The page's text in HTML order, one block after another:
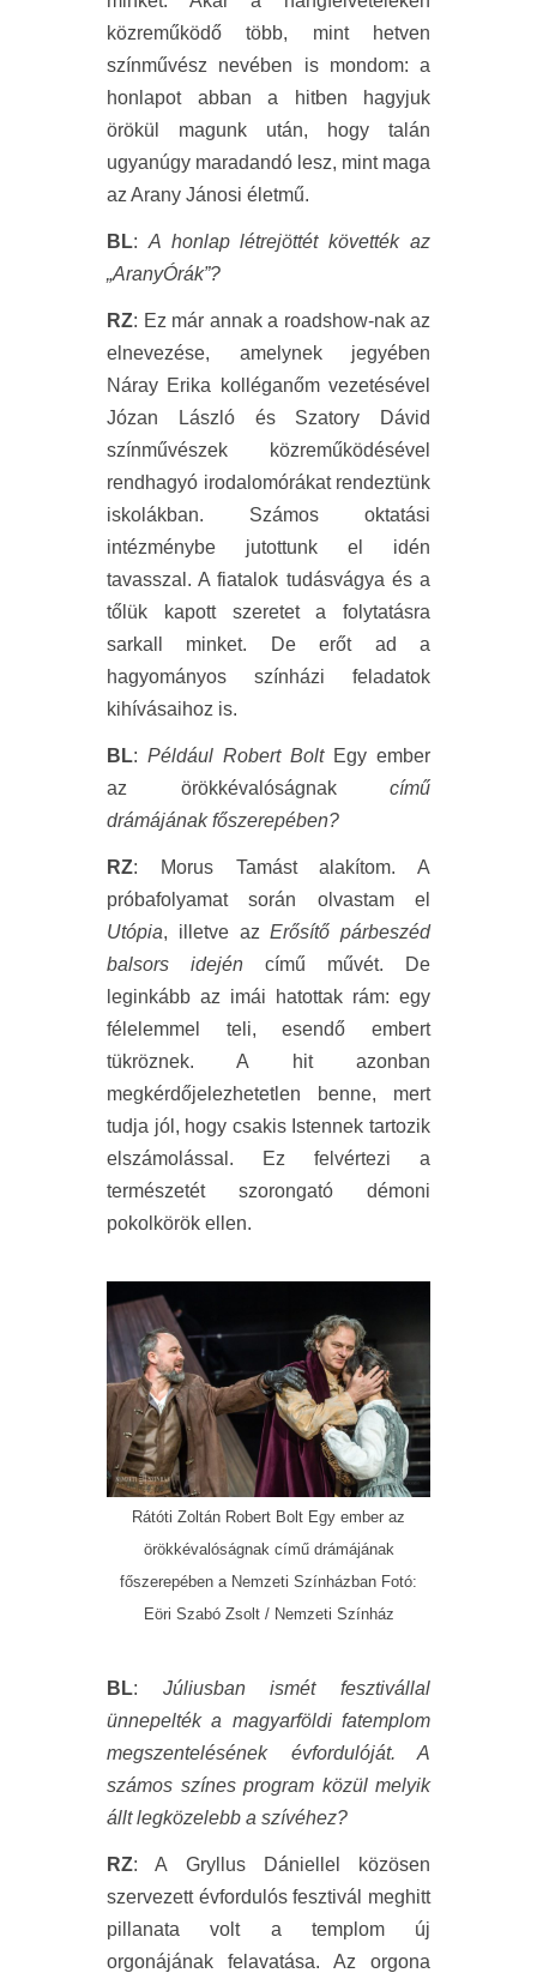
közreműködő több, mint hetven
színművész nevében is mondom: a
honlapot abban a hitben hagyjuk
örökül magunk után, hogy talán
ugyanúgy maradandó lesz, mint maga
az Arany Jánosi életmű.
BL: A honlap létrejöttét követték az
„AranyÓrák”?
RZ: Ez már annak a roadshow-nak az
elnevezése, amelynek jegyében
Náray Erika kolléganőm vezetésével
Józan László és Szatory Dávid
színművészek közreműködésével
rendhagyó irodalomórákat rendeztünk
iskolákban. Számos oktatási
intézménybe jutottunk el idén
tavasszal. A fiatalok tudásvágya és a
tőlük kapott szeretet a folytatásra
sarkall minket. De erőt ad a
hagyományos színházi feladatok
kihívásaihoz is.
BL: Például Robert Bolt Egy ember
az örökkévalóságnak című
drámájának főszerepében?
RZ: Morus Tamást alakítom. A
próbafolyamat során olvastam el
Utópia, illetve azErősítő párbeszéd
balsors idején című művét. De
leginkább az imái hatottak rám: egy
félelemmel teli, esendő embert
tükröznek. A hit azonban
megkérdőjelezhetetlen benne, mert
tudja jól, hogy csakis Istennek tartozik
elszámolással. Ez felvértezi a
természetét szorongató démoni
pokolkörök ellen.
Rátóti Zoltán Robert Bolt Egy ember az
örökkévalóságnak című drámájának
főszerepében a Nemzeti Színházban Fotó:
Eöri Szabó Zsolt / Nemzeti Színház
BL: Júliusban ismét fesztivállal
ünnepelték a magyarföldi fatemplom
megszentelésének évfordulóját. A
számos színes program közül melyik
állt legközelebb a szívéhez?
RZ: A Gryllus Dániellel közösen
szervezett évfordulós fesztivál meghitt
pillanata volt a templom új
orgonájának felavatása. Az orgona